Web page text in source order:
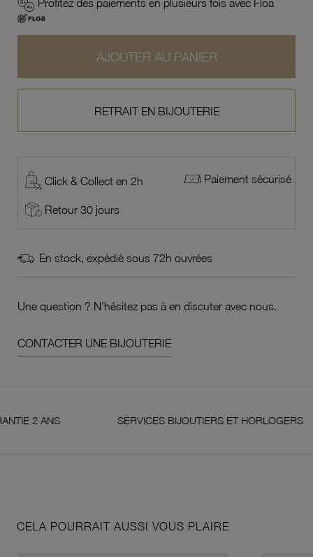
Profitez des paiements en plusieurs fois avec Floa
AJOUTER AU PANIER
RETRAIT EN BIJOUTERIE
Click & Collect en 2h Paiement sécurisé
Retour 30 jours
En stock, expédié sous 72h ouvrées
Une question ? N'hésitez pas à en discuter avec nous.
CONTACTER UNE BIJOUTERIE
ANS SERVICES BIJOUTIERS ET HORLOGERS
CELA POURRAIT AUSSI VOUS PLAIRE